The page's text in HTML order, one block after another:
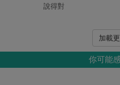
說得對
加載
你可能